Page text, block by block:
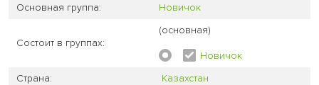
Основная группа:
Новичок
Состоит в группах:
(основная)
Новичок
Страна:
Казахстан